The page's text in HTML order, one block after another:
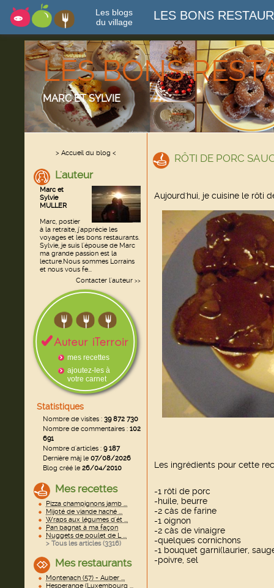
Les blogs
du village
LES BONS
LES BONS
MARC ET SYLVIE
> Accueil du blog <
L'auteur
Marc et
Sylvie
MULLER
Marc, postier
à la retraite, j'apprécie les
voyages et les bons restaurants.
Sylvie, je suis l'épouse de Marc
ma grande passion est la
lecture.Nous sommes Lorrains
et nous vous fe...
Contacter l'auteur >>
mes recettes
ajoutez-les à
votre carnet
Statistiques
Nombre de visites : 39 872 730
Nombre de commentaires : 102
691
Nombre d'articles : 9 187
Dernière màj le07/08/2026
Blog créé le26/04/2010
Mes recettes
Pizza champignons jamb ...
Mijoté de viande haché ...
Wraps aux légumes d'ét ...
Pan bagnat à ma façon
Nuggets de poulet de L ...
> Tous les articles (3316)
Mes restaurants
Montenach (57) - Auber ...
Hesperange (Luxembourg ...
RÔTI DE PORC
Aujourd'hui, je cuisine le rôti
Les ingrédients pour cette
-1 rôti de porc
-huile, beurre
-2 càs de farine
-1 oignon
-2 càs de vinaigre
-quelques cornichons
-1 bouquet garni(laurier,
-poivre, sel